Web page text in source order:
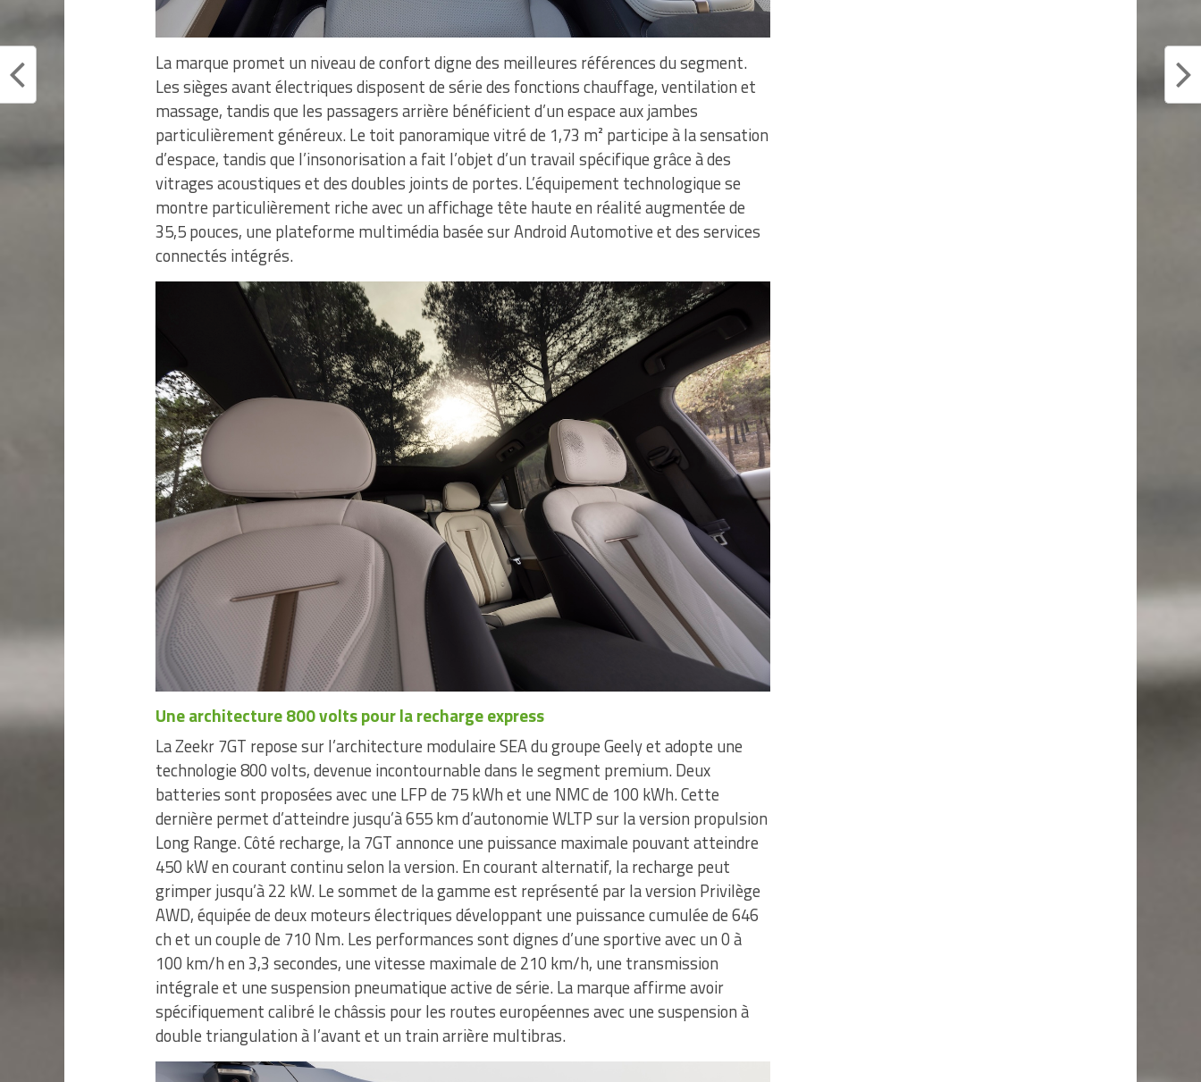
La marque promet un niveau de confort digne des meilleures références du segment.
Les sièges avant électriques disposent de série des fonctions chauffage, ventilation et
massage, tandis que les passagers arrière bénéficient d’un espace aux jambes
particulièrement généreux. Le toit panoramique vitré de 1,73 m² participe à la sensation
d’espace, tandis que l’insonorisation a fait l’objet d’un travail spécifique grâce à des
vitrages acoustiques et des doubles joints de portes. L’équipement technologique se
montre particulièrement riche avec un affichage tête haute en réalité augmentée de
35,5 pouces, une plateforme multimédia basée sur Android Automotive et des services
connectés intégrés.
Une architecture 800 volts pour la recharge express
La Zeekr 7GT repose sur l’architecture modulaire SEA du groupe Geely et adopte une
technologie 800 volts, devenue incontournable dans le segment premium. Deux
batteries sont proposées avec une LFP de 75 kWh et une NMC de 100 kWh. Cette
dernière permet d’atteindre jusqu’à 655 km d’autonomie WLTP sur la version propulsion
Long Range. Côté recharge, la 7GT annonce une puissance maximale pouvant atteindre
450 kW en courant continu selon la version. En courant alternatif, la recharge peut
grimper jusqu’à 22 kW. Le sommet de la gamme est représenté par la version Privilège
AWD, équipée de deux moteurs électriques développant une puissance cumulée de 646
ch et un couple de 710 Nm. Les performances sont dignes d’une sportive avec un 0 à
100 km/h en 3,3 secondes, une vitesse maximale de 210 km/h, une transmission
intégrale et une suspension pneumatique active de série. La marque affirme avoir
spécifiquement calibré le châssis pour les routes européennes avec une suspension à
double triangulation à l’avant et un train arrière multibras.